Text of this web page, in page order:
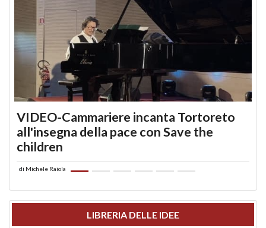
VIDEO-Cammariere incanta Tortoreto
all'insegna della pace con Save the
children
di Michele Raiola
LIBRERIA DELLE IDEE